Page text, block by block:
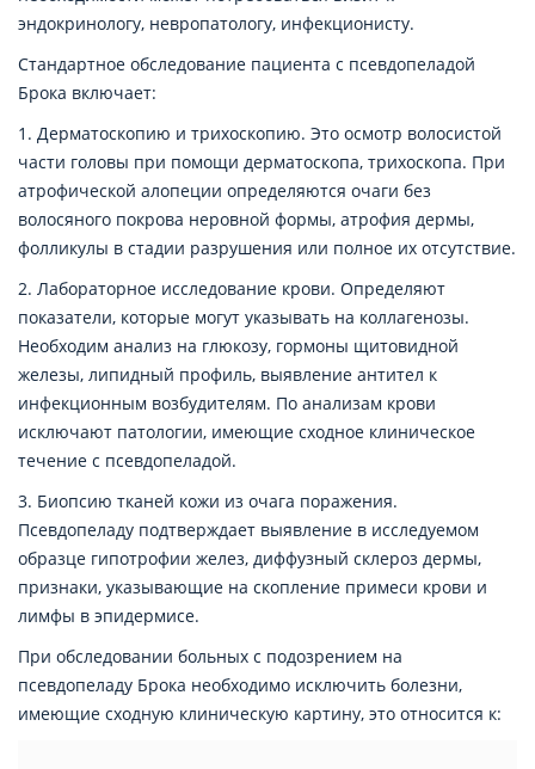
эндокринологу, невропатологу, инфекционисту.
Стандартное обследование пациента с псевдопеладой
Брока включает:
1. Дерматоскопию и трихоскопию. Это осмотр волосистой
части головы при помощи дерматоскопа, трихоскопа. При
атрофической алопеции определяются очаги без
волосяного покрова неровной формы, атрофия дермы,
фолликулы в стадии разрушения или полное их отсутствие.
2. Лабораторное исследование крови. Определяют
показатели, которые могут указывать на коллагенозы.
Необходим анализ на глюкозу, гормоны щитовидной
железы, липидный профиль, выявление антител к
инфекционным возбудителям. По анализам крови
исключают патологии, имеющие сходное клиническое
течение с псевдопеладой.
3. Биопсию тканей кожи из очага поражения.
Псевдопеладу подтверждает выявление в исследуемом
образце гипотрофии желез, диффузный склероз дермы,
признаки, указывающие на скопление примеси крови и
лимфы в эпидермисе.
При обследовании больных с подозрением на
псевдопеладу Брока необходимо исключить болезни,
имеющие сходную клиническую картину, это относится к: